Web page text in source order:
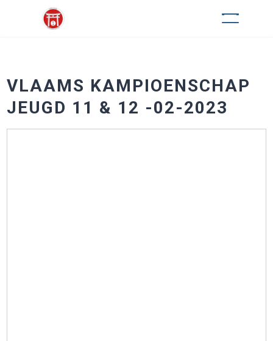
VLAAMS KAMPIOENSCHAP
JEUGD 11 & 12 -02-2023